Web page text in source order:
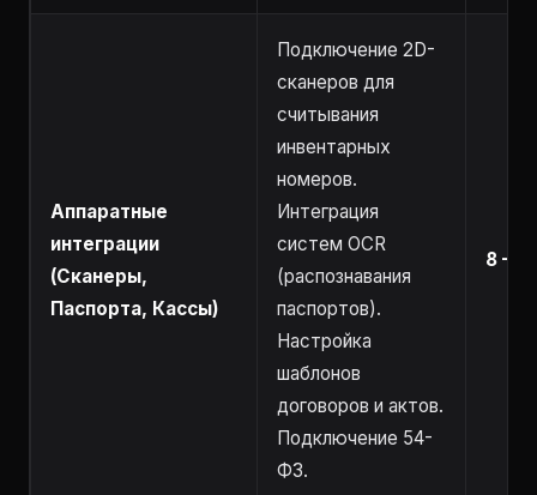
Аппаратные
интеграции
(Сканеры,
Паспорта, Кассы)
Подключение 2D-
сканеров для
считывания
инвентарных
номеров.
Интеграция
систем OCR
(распознавания
паспортов).
Настройка
шаблонов
договоров и актов.
Подключение 54-
ФЗ.
8 –